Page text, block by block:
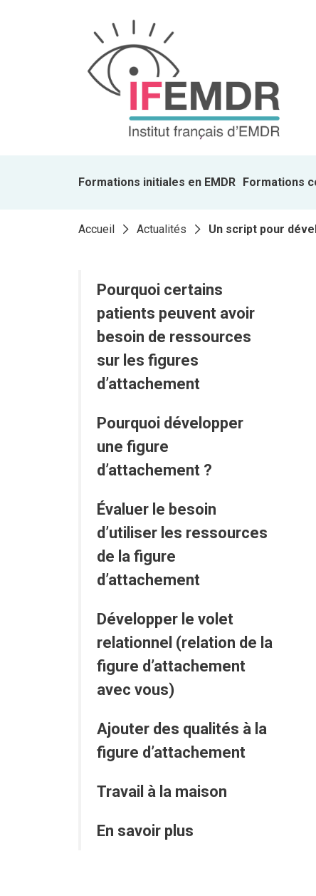
Formations initiales en EMDR Formations
Accueil Actualités Un script pour
Pourquoi certains
patients peuvent avoir
besoin de ressources
sur les figures
d’attachement
Pourquoi développer
une figure
d’attachement ?
Évaluer le besoin
d’utiliser les ressources
de la figure
d’attachement
Développer le volet
relationnel (relation de la
figure d’attachement
avec vous)
Ajouter des qualités à la
figure d’attachement
Travail à la maison
En savoir plus